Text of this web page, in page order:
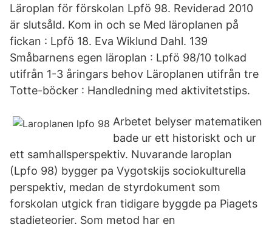
Läroplan för förskolan Lpfö 98. Reviderad 2010
är slutsåld. Kom in och se Med läroplanen på
fickan : Lpfö 18. Eva Wiklund Dahl. 139
Småbarnens egen läroplan : Lpfö 98/10 tolkad
utifrån 1-3 åringars behov Läroplanen utifrån tre
Totte-böcker : Handledning med aktivitetstips.
Arbetet belyser matematiken
bade ur ett historiskt och ur
ett samhallsperspektiv. Nuvarande laroplan
(Lpfo 98) bygger pa Vygotskijs sociokulturella
perspektiv, medan de styrdokument som
forskolan utgick fran tidigare byggde pa Piagets
stadieteorier. Som metod har en